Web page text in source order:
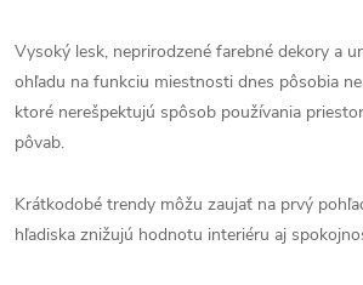
Vysoký lesk, neprirodzené farebné dekory a
ohľadu na funkciu miestnosti dnes pôsobia
ktoré nerešpektujú spôsob používania
pôvab.
Krátkodobé trendy môžu zaujať na prvý
hľadiska znižujú hodnotu interiéru aj